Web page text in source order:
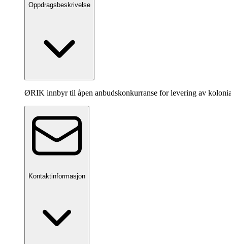
Oppdragsbeskrivelse
ØRIK innbyr til åpen anbudskonkurranse for levering av
Kontaktinformasjon